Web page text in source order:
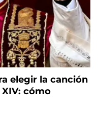
elegir la canción
cómo